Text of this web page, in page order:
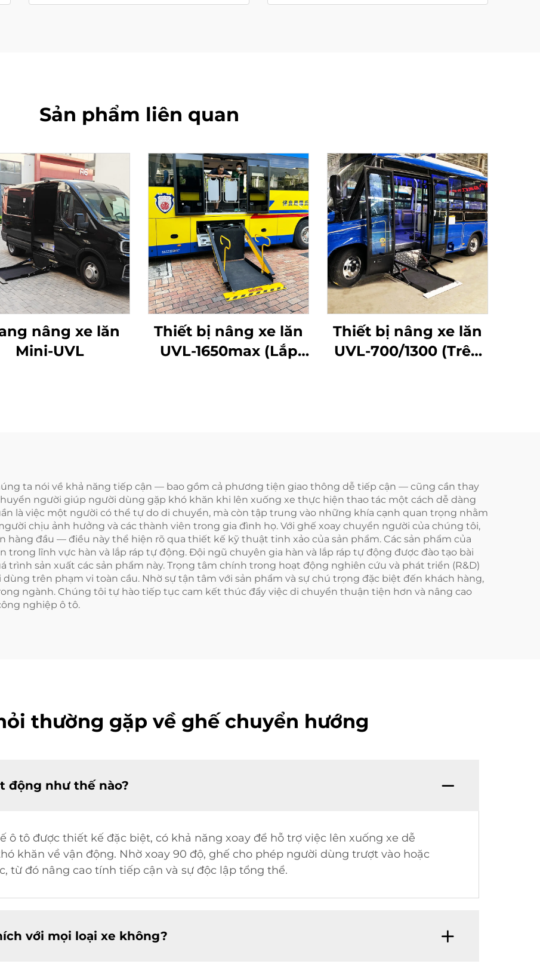
Sản phẩm liên quan
nâng xe lăn
Mini-UVL
Thiết bị nâng xe lăn
UVL-1650max (Lắp
Thiết bị nâng xe lăn
UVL-700/1300 (Trên
ta nói về khả năng tiếp cận — bao gồm cả phương tiện giao thông dễ tiếp cận — cũng cần thay
người giúp người dùng gặp khó khăn khi lên xuống xe thực hiện thao tác một cách dễ dàng
là việc một người có thể tự do di chuyển, mà còn tập trung vào những khía cạnh quan trọng nhằm
chịu ảnh hưởng và các thành viên trong gia đình họ. Với ghế xoay chuyển người của chúng tôi,
hàng đầu — điều này thể hiện rõ qua thiết kế kỹ thuật tinh xảo của sản phẩm. Các sản phẩm của
lĩnh vực hàn và lắp ráp tự động. Đội ngũ chuyên gia hàn và lắp ráp tự động được đào tạo bài
trình sản xuất các sản phẩm này. Trọng tâm chính trong hoạt động nghiên cứu và phát triển (R&D)
trên phạm vi toàn cầu. Nhờ sự tận tâm với sản phẩm và sự chú trọng đặc biệt đến khách hàng,
ngành. Chúng tôi tự hào tiếp tục cam kết thúc đẩy việc di chuyển thuận tiện hơn và nâng cao
nghiệp ô tô.
thường gặp về ghế chuyển hướng
động như thế nào?
ô tô được thiết kế đặc biệt, có khả năng xoay để hỗ trợ việc lên xuống xe dễ
khăn về vận động. Nhờ xoay 90 độ, ghế cho phép người dùng trượt vào hoặc
từ đó nâng cao tính tiếp cận và sự độc lập tổng thể.
với mọi loại xe không?